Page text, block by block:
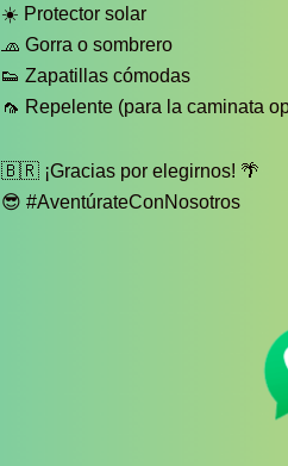
☀️ Protector solar
🧢 Gorra o sombrero
👟 Zapatillas cómodas
🦟 Repelente (para la caminata
🇧🇷 ¡Gracias por elegirnos! 🌴
😎 #AventúrateConNosotros